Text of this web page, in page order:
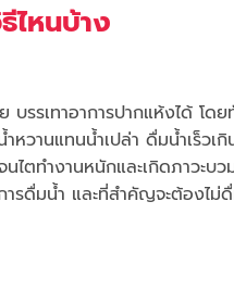
ไหนบ้าง
บรรเทาอาการปากแห้งได้
หวานแทนน้ำเปล่า ดื่มน้ำเร็ว
นไตทำงานหนักและเกิดภาว
รดื่มน้ำ และที่สำคัญจะต้องไ